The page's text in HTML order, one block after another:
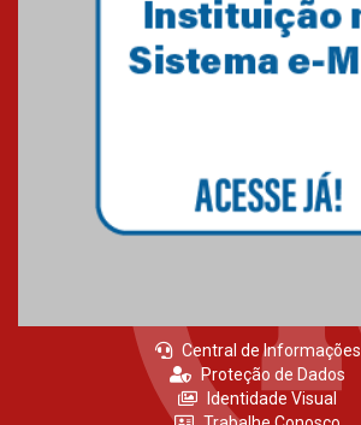
Central de Informações
Proteção de Dados
Identidade Visual